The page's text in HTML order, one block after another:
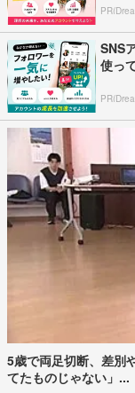
SNS
使っ
5歳で両足切断、差別
てたものじゃない」...